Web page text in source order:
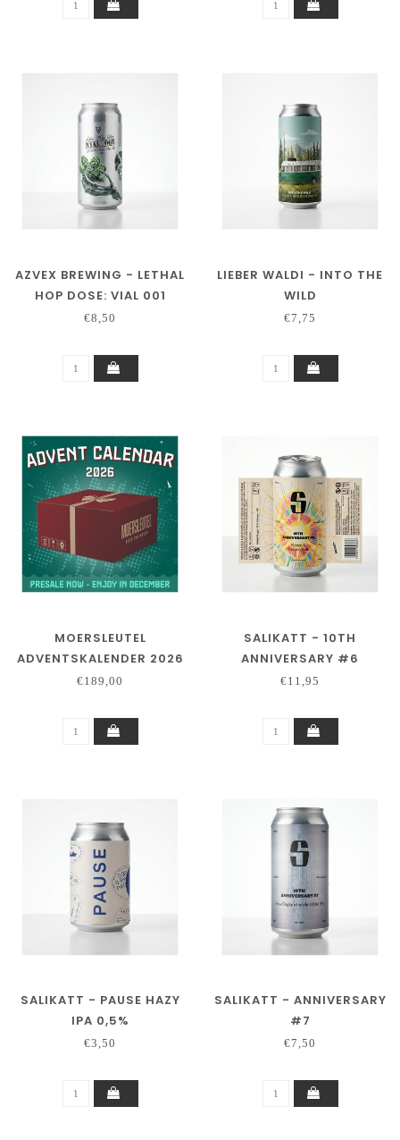
AZVEX BREWING - LETHAL
HOP DOSE: VIAL 001
€8,50
LIEBER WALDI - INTO THE
WILD
€7,75
MOERSLEUTEL
ADVENTSKALENDER 2026
- PRE ORDER
€189,00
SALIKATT - 10TH
ANNIVERSARY #6
€11,95
SALIKATT - PAUSE HAZY
IPA 0,5%
€3,50
SALIKATT - ANNIVERSARY
#7
€7,50